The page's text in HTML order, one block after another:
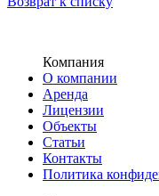
Компания
О компании
Аренда
Лицензии
Объекты
Статьи
Контакты
Политика